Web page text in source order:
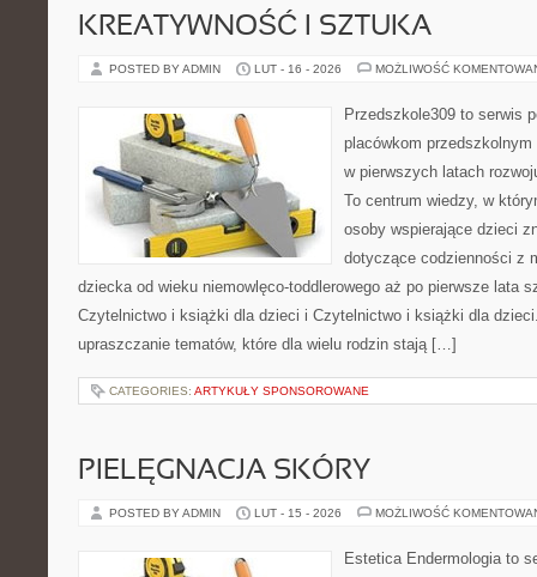
KREATYWNOŚĆ I SZTUKA
POSTED BY ADMIN LUT - 16 - 2026 MOŻLIWOŚĆ
Przedszkole309 to serwis
placówkom
w pierwszych latach
To centrum wiedzy, w
osoby wspierające dzieci
dotyczące codzienności z
dziecka od wieku niemowlęco-toddlerowego aż po pierwsze lata
Czytelnictwo i książki dla dzieci i Czytelnictwo i książki dla
upraszczanie tematów, które dla wielu rodzin stają […]
CATEGORIES: ARTYKUŁY SPONSOROWANE
PIELĘGNACJA SKÓRY
POSTED BY ADMIN LUT - 15 - 2026 MOŻLIWOŚĆ
Estetica Endermologia to